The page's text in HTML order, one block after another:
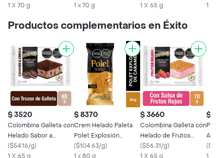
1 X 70 g
1 x 70 g
1 X 65 g
1 X
Productos complementarios en Éxito
$ 3520
Colombina Galleta con
Helado Sabor a
Cookies & Cream
($54.16/g)
1 X 65 g
$ 8370
Crem Helado Paleta
Polet Explosión
Caramelo
($104.63/g)
1 x 80 g
$ 3660
Colombina Galleta con
Helado de Frutos
Rojos
($56.31/g)
1 X 65 g
$
(
1 x